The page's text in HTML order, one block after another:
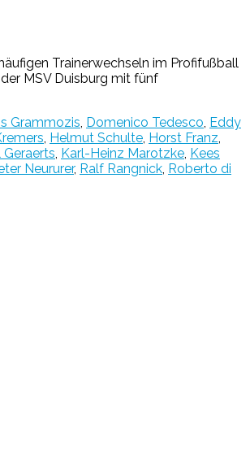
Trainerwechseln im Profifußball
MSV Duisburg mit fünf
Grammozis Domenico Tedesco Eddy
Helmut Schulte Horst Franz
Geraerts Karl-Heinz Marotzke Kees
Neururer, Ralf Rangnick Roberto di